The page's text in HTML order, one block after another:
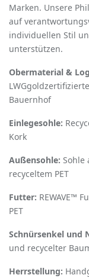
Marken. Unsere
auf
individuellen Stil
unterstützen.
Obermaterial &
Bauernhof
Einlegesohle:
Kork
Außensohle: Sohle
recyceltem PET
Futter: REWAVE™
PET
Schnürsenkel und
und recycelter
Herrstellung: